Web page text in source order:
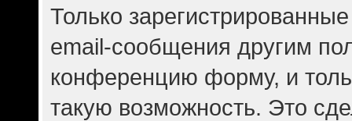
Только
email-сообщения другим
конференцию форму, и
такую возможность. Это